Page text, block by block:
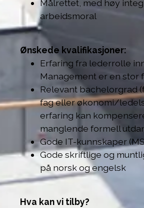
Målrettet, med høy
arbeidsmoral
Ønskede kvalifikasjoner:
Erfaring fra lederrolle
Management er en stor
Relevant bachelorgrad
fag eller økonomi/
erfaring kan
manglende formell
Gode IT-kunnskaper
Gode skriftlige og
på norsk og engelsk
Hva kan vi tilby?